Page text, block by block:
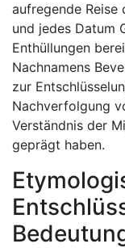
aufregende
und jedes Datum
Enthüllungen
Nachnamens
zur
Nachverfolgung
Verständnis der
geprägt haben.